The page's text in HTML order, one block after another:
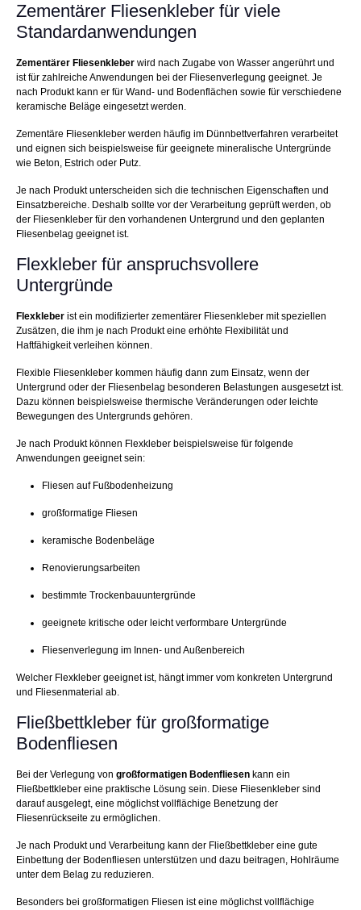
Zementärer Fliesenkleber für viele
Standardanwendungen
Zementärer Fliesenkleber wird nach Zugabe von Wasser angerührt und
ist für zahlreiche Anwendungen bei der Fliesenverlegung geeignet. Je
nach Produkt kann er für Wand- und Bodenflächen sowie für verschiedene
keramische Beläge eingesetzt werden.
Zementäre Fliesenkleber werden häufig im Dünnbettverfahren verarbeitet
und eignen sich beispielsweise für geeignete mineralische Untergründe
wie Beton, Estrich oder Putz.
Je nach Produkt unterscheiden sich die technischen Eigenschaften und
Einsatzbereiche. Deshalb sollte vor der Verarbeitung geprüft werden, ob
der Fliesenkleber für den vorhandenen Untergrund und den geplanten
Fliesenbelag geeignet ist.
Flexkleber für anspruchsvollere
Untergründe
Flexkleber ist ein modifizierter zementärer Fliesenkleber mit speziellen
Zusätzen, die ihm je nach Produkt eine erhöhte Flexibilität und
Haftfähigkeit verleihen können.
Flexible Fliesenkleber kommen häufig dann zum Einsatz, wenn der
Untergrund oder der Fliesenbelag besonderen Belastungen ausgesetzt ist.
Dazu können beispielsweise thermische Veränderungen oder leichte
Bewegungen des Untergrunds gehören.
Je nach Produkt können Flexkleber beispielsweise für folgende
Anwendungen geeignet sein:
Fliesen auf Fußbodenheizung
großformatige Fliesen
keramische Bodenbeläge
Renovierungsarbeiten
bestimmte Trockenbauuntergründe
geeignete kritische oder leicht verformbare Untergründe
Fliesenverlegung im Innen- und Außenbereich
Welcher Flexkleber geeignet ist, hängt immer vom konkreten Untergrund
und Fliesenmaterial ab.
Fließbettkleber für großformatige
Bodenfliesen
Bei der Verlegung von großformatigen Bodenfliesen kann ein
Fließbettkleber eine praktische Lösung sein. Diese Fliesenkleber sind
darauf ausgelegt, eine möglichst vollflächige Benetzung der
Fliesenrückseite zu ermöglichen.
Je nach Produkt und Verarbeitung kann der Fließbettkleber eine gute
Einbettung der Bodenfliesen unterstützen und dazu beitragen, Hohlräume
unter dem Belag zu reduzieren.
Besonders bei großformatigen Fliesen ist eine möglichst vollflächige